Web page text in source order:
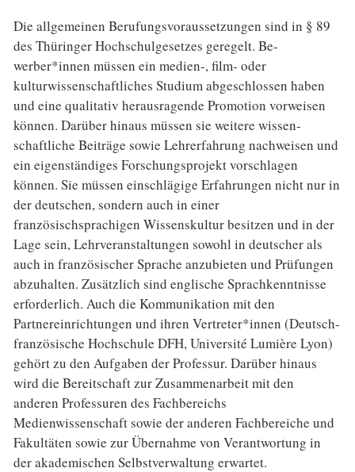
Die allgemeinen Berufungsvoraussetzungen sind in § 89
des Thüringer Hochschulgesetzes geregelt. Be­
werber*innen müssen ein medien-, film- oder
kulturwissenschaftliches Studium abgeschlossen haben
und eine qualitativ herausragende Promotion vorweisen
können. Darüber hinaus müssen sie weitere wissen­
schaftliche Beiträge sowie Lehrerfahrung nachweisen und
ein eigenständiges Forschungsprojekt vor­schlagen
können. Sie müssen einschlägige Erfahrungen nicht nur in
der deutschen, sondern auch in einer
französischsprachigen Wissenskultur besitzen und in der
Lage sein, Lehrveranstaltungen sowohl in deut­scher als
auch in französischer Sprache anzubieten und Prüfungen
abzuhalten. Zusätzlich sind englische Sprachkenntnisse
erforderlich. Auch die Kommunikation mit den
Partnereinrichtungen und ihren Vertre­ter*innen (Deutsch-
französische Hochschule DFH, Université Lumière Lyon)
gehört zu den Aufgaben der Professur. Darüber hinaus
wird die Bereitschaft zur Zusammenarbeit mit den
anderen Professuren des Fachbereichs
Medienwissenschaft sowie der anderen Fachbereiche und
Fakultäten sowie zur Übernahme von Verantwortung in
der akademischen Selbstverwaltung erwartet.